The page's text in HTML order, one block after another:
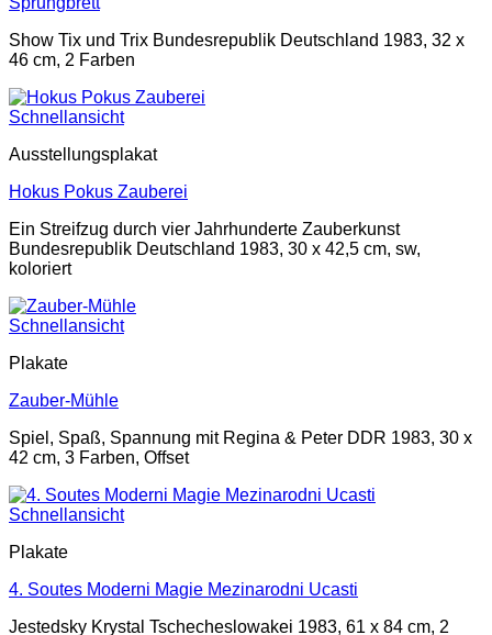
Show Tix und Trix Bundesrepublik Deutschland 1983, 32 x
46 cm, 2 Farben
Schnellansicht
Ausstellungsplakat
Hokus Pokus Zauberei
Ein Streifzug durch vier Jahrhunderte Zauberkunst
Bundesrepublik Deutschland 1983, 30 x 42,5 cm, sw,
koloriert
Schnellansicht
Plakate
Zauber-Mühle
Spiel, Spaß, Spannung mit Regina & Peter DDR 1983, 30 x
42 cm, 3 Farben, Offset
Schnellansicht
Plakate
4. Soutes Moderni Magie Mezinarodni Ucasti
Jestedsky Krystal Tschecheslowakei 1983, 61 x 84 cm, 2